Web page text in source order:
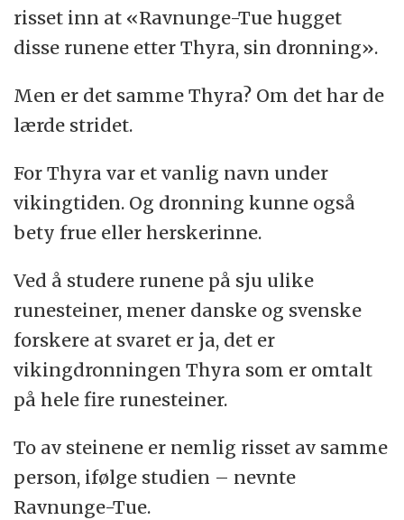
risset inn at «Ravnunge-Tue hugget
disse runene etter Thyra, sin dronning».
Men er det samme Thyra? Om det har de
lærde stridet.
For Thyra var et vanlig navn under
vikingtiden. Og dronning kunne også
bety frue eller herskerinne.
Ved å studere runene på sju ulike
runesteiner, mener danske og svenske
forskere at svaret er ja, det er
vikingdronningen Thyra som er omtalt
på hele fire runesteiner.
To av steinene er nemlig risset av samme
person, ifølge studien – nevnte
Ravnunge-Tue.